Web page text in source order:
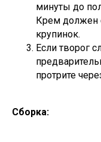
минуты до
Крем должен
крупинок.
Если творог
протрите
Сборка: